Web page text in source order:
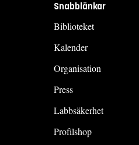
Snabblänkar
Biblioteket
Kalender
Organisation
Press
Labbsäkerhet
Profilshop